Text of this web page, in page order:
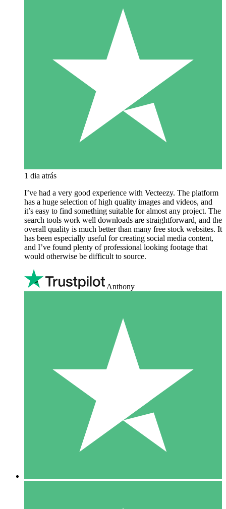
1 dia atrás
I’ve had a very good experience with Vecteezy. The platform
has a huge selection of high quality images and videos, and
it’s easy to find something suitable for almost any project. The
search tools work well downloads are straightforward, and the
overall quality is much better than many free stock websites. It
has been especially useful for creating social media content,
and I’ve found plenty of professional looking footage that
would otherwise be difficult to source.
Anthony